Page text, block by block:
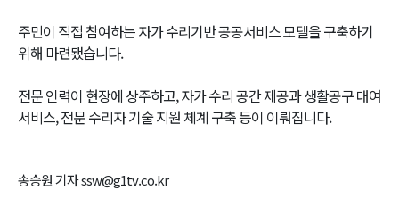
주민이 직접 참여하는 자가 수리기반 공공서비스 모델을 구축하기
위해 마련됐습니다.
전문 인력이 현장에 상주하고, 자가 수리 공간 제공과 생활공구 대여
서비스, 전문 수리자 기술 지원 체계 구축 등이 이뤄집니다.
송승원 기자 ssw@g1tv.co.kr